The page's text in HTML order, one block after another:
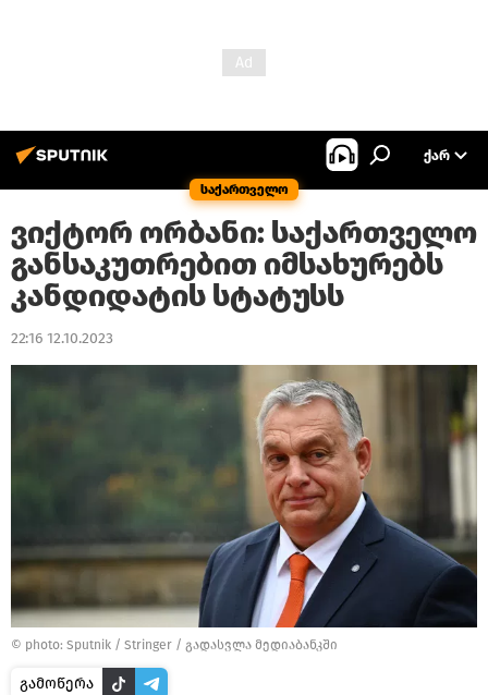
საქართველო
ᲥᲐᲠ
ვიქტორ ორბანი: საქართველო
განსაკუთრებით იმსახურებს
კანდიდატის სტატუსს
22:16 12.10.2023
© photo: Sputnik / Stringer / გადასვლა მედიაბანკში
გამოწერა